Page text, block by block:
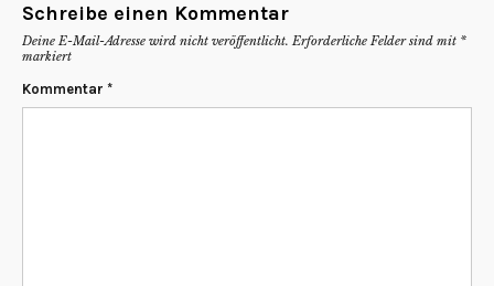
Schreibe einen Kommentar
Deine E-Mail-Adresse wird nicht veröffentlicht. Erforderliche Felder sind mit *
markiert
Kommentar *